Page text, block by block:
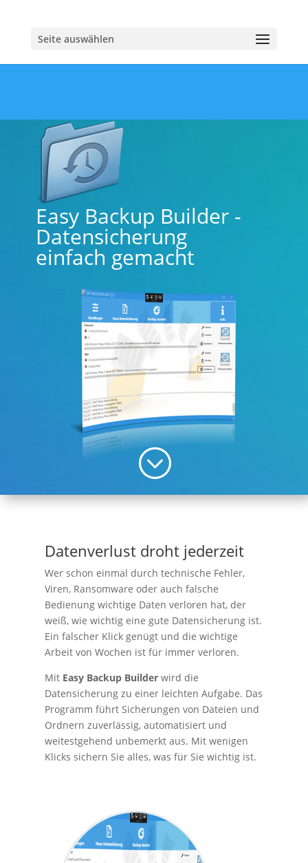
Seite auswählen
Easy Backup Builder -
Datensicherung
einfach gemacht
;
Datenverlust droht jederzeit
Wer schon einmal durch technische Fehler,
Viren, Ransomware oder auch falsche
Bedienung wichtige Daten verloren hat, der
weiß, wie wichtig eine gute Datensicherung ist.
Ein falscher Klick genügt und die wichtige
Arbeit von Wochen ist für immer verloren.
Mit Easy Backup Builderwird die
Datensicherung zu einer leichten Aufgabe. Das
Programm führt Sicherungen von Dateien und
Ordnern zuverlässig, automatisiert und
weitestgehend unbemerkt aus. Mit wenigen
Klicks sichern Sie alles, was für Sie wichtig ist.